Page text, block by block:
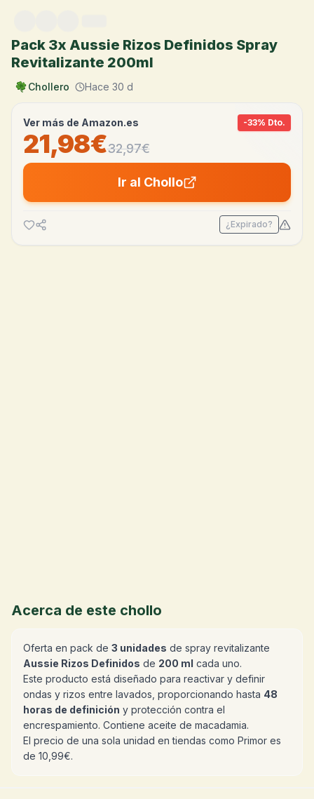
Pack 3x Aussie Rizos Definidos Spray
Revitalizante 200ml
Chollero Hace 30 d
Ver más de Amazon.es -33% Dto.
21,98€32,97€
Ir al Chollo
¿Expirado?
Acerca de este chollo
Oferta en pack de 3 unidades de spray revitalizante
Aussie Rizos Definidos de 200 ml cada uno.
Este producto está diseñado para reactivar y definir
ondas y rizos entre lavados, proporcionando hasta 48
horas de definición y protección contra el
encrespamiento. Contiene aceite de macadamia.
El precio de una sola unidad en tiendas como Primor es
de 10,99€.